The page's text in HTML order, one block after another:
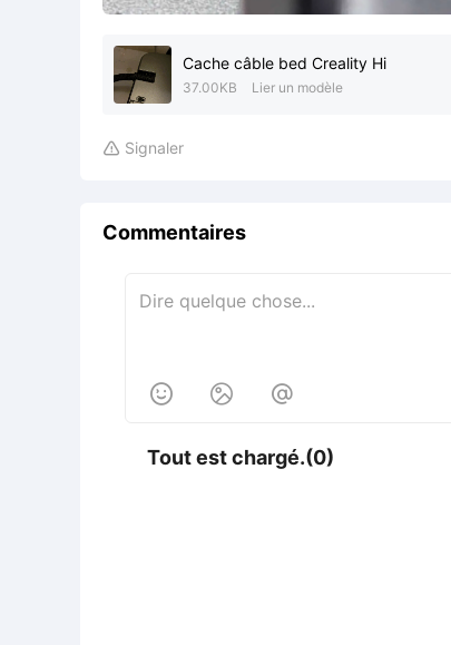
Cache câble bed Creality Hi
37.00KB Lier un modèle
 Signaler
Commentaires
  
Tout est chargé.(0)